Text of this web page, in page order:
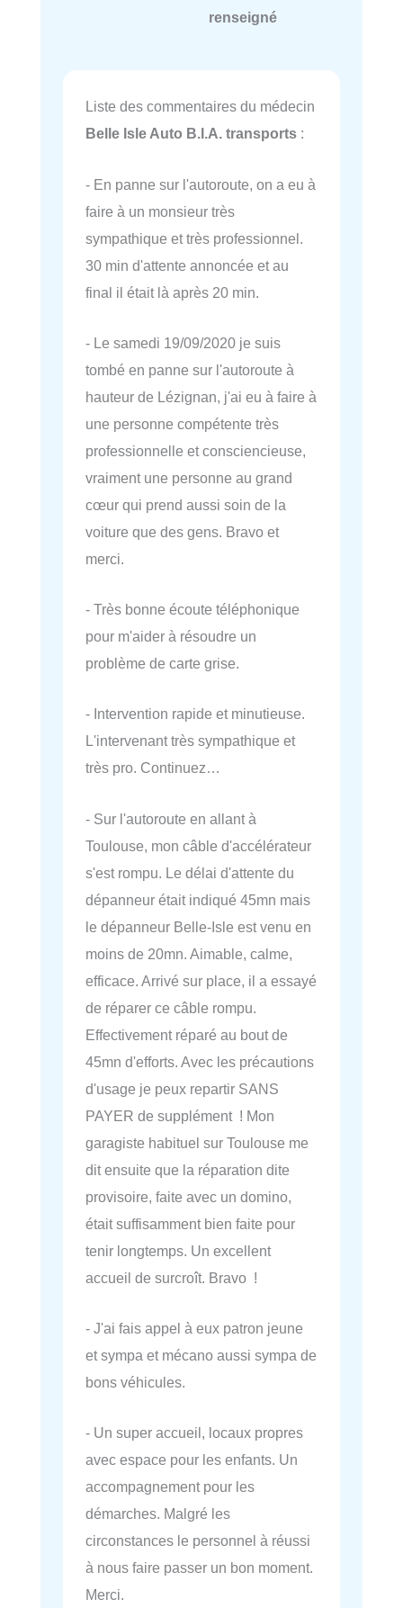
renseigné
Liste des commentaires du médecin
Belle Isle Auto B.I.A. transports :
- En panne sur l'autoroute, on a eu à
faire à un monsieur très
sympathique et très professionnel.
30 min d'attente annoncée et au
final il était là après 20 min.
- Le samedi 19/09/2020 je suis
tombé en panne sur l'autoroute à
hauteur de Lézignan, j'ai eu à faire à
une personne compétente très
professionnelle et consciencieuse,
vraiment une personne au grand
cœur qui prend aussi soin de la
voiture que des gens. Bravo et
merci.
- Très bonne écoute téléphonique
pour m'aider à résoudre un
problème de carte grise.
- Intervention rapide et minutieuse.
L'intervenant très sympathique et
très pro. Continuez…
- Sur l'autoroute en allant à
Toulouse, mon câble d'accélérateur
s'est rompu. Le délai d'attente du
dépanneur était indiqué 45mn mais
le dépanneur Belle-Isle est venu en
moins de 20mn. Aimable, calme,
efficace. Arrivé sur place, il a essayé
de réparer ce câble rompu.
Effectivement réparé au bout de
45mn d'efforts. Avec les précautions
d'usage je peux repartir SANS
PAYER de supplément ! Mon
garagiste habituel sur Toulouse me
dit ensuite que la réparation dite
provisoire, faite avec un domino,
était suffisamment bien faite pour
tenir longtemps. Un excellent
accueil de surcroît. Bravo !
- J'ai fais appel à eux patron jeune
et sympa et mécano aussi sympa de
bons véhicules.
- Un super accueil, locaux propres
avec espace pour les enfants. Un
accompagnement pour les
démarches. Malgré les
circonstances le personnel à réussi
à nous faire passer un bon moment.
Merci.